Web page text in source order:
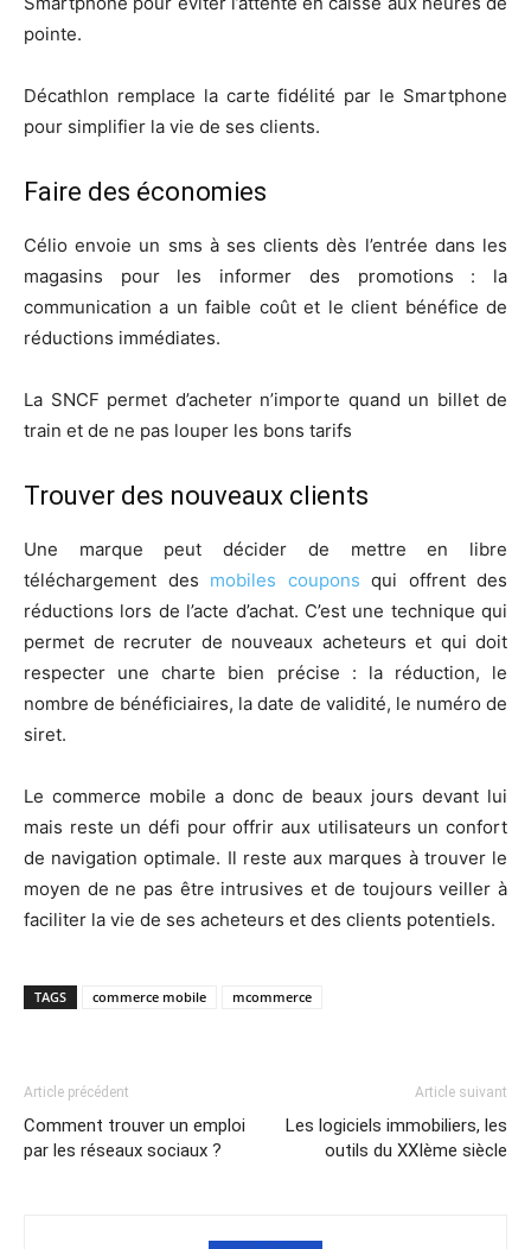
pointe.
Décathlon remplace la carte fidélité par le Smartphone
pour simplifier la vie de ses clients.
Faire des économies
Célio envoie un sms à ses clients dès l’entrée dans les
magasins pour les informer des promotions : la
communication a un faible coût et le client bénéfice de
réductions immédiates.
La SNCF permet d’acheter n’importe quand un billet de
train et de ne pas louper les bons tarifs
Trouver des nouveaux clients
Une marque peut décider de mettre en libre
téléchargement des mobiles coupons qui offrent des
réductions lors de l’acte d’achat. C’est une technique qui
permet de recruter de nouveaux acheteurs et qui doit
respecter une charte bien précise : la réduction, le
nombre de bénéficiaires, la date de validité, le numéro de
siret.
Le commerce mobile a donc de beaux jours devant lui
mais reste un défi pour offrir aux utilisateurs un confort
de navigation optimale. Il reste aux marques à trouver le
moyen de ne pas être intrusives et de toujours veiller à
faciliter la vie de ses acheteurs et des clients potentiels.
TAGS commerce mobile mcommerce
Article précédent
Comment trouver un emploi
par les réseaux sociaux ?
Article suivant
Les logiciels immobiliers, les
outils du XXIème siècle